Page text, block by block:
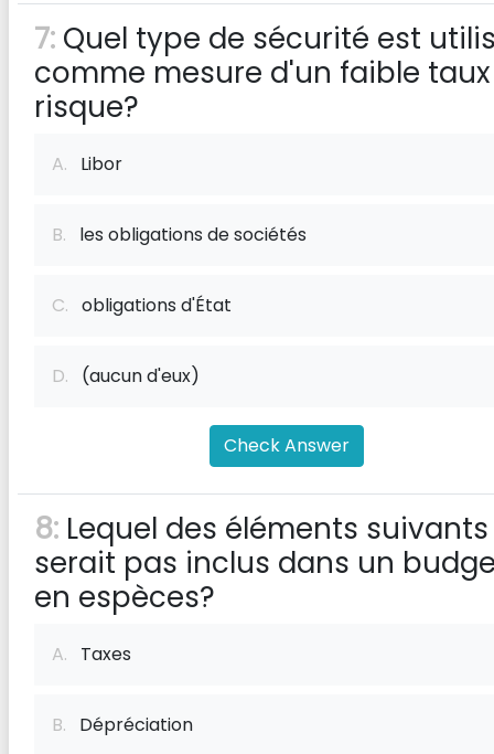
7: Quel type de sécurité est
comme mesure d'un faible
risque?
A. Libor
B. les obligations de sociétés
C. obligations d'État
D. (aucun d'eux)
Check Answer
8: Lequel des éléments
serait pas inclus dans un
en espèces?
A. Taxes
B. Dépréciation